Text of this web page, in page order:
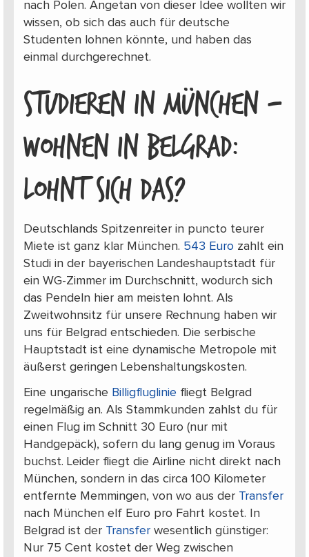
nach Polen. Angetan von dieser Idee wollten wir
wissen, ob sich das auch für deutsche
Studenten lohnen könnte, und haben das
einmal durchgerechnet.
STUDIEREN IN MÜNCHEN –
WOHNEN IN BELGRAD:
LOHNT SICH DAS?
Deutschlands Spitzenreiter in puncto teurer
Miete ist ganz klar München. 543 Euro zahlt ein
Studi in der bayerischen Landeshauptstadt für
ein WG-Zimmer im Durchschnitt, wodurch sich
das Pendeln hier am meisten lohnt. Als
Zweitwohnsitz für unsere Rechnung haben wir
uns für Belgrad entschieden. Die serbische
Hauptstadt ist eine dynamische Metropole mit
äußerst geringen Lebenshaltungskosten.
Eine ungarische Billigfluglinie fliegt Belgrad
regelmäßig an. Als Stammkunden zahlst du für
einen Flug im Schnitt 30 Euro (nur mit
Handgepäck), sofern du lang genug im Voraus
buchst. Leider fliegt die Airline nicht direkt nach
München, sondern in das circa 100 Kilometer
entfernte Memmingen, von wo aus der Transfer
nach München elf Euro pro Fahrt kostet. In
Belgrad ist der Transferwesentlich günstiger:
Nur 75 Cent kostet der Weg zwischen